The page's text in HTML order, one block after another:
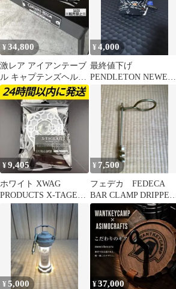
¥34,800
激レア アイアンテーブ
ル キャプテンズヘルム
× サンゾー工務店 アシ
モクラフツ
¥4,000
最終値下げ
PENDLETON NEWERA
ペンドルトンニューエ
ラ コラボキャップ
¥9,405
ホワイト XWAG
PRODUCTS X-TAGE
KIT 暮光LIGHT ②
¥ 7,500
フェデカ FEDECA
BAR CLAMP DRIPPER
STAND
¥5,000 ¥37,000